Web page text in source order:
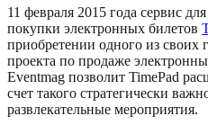
11 февраля 2015 года сервис
покупки электронных билетов
приобретении одного из
проекта по продаже
Eventmag позволит TimePad
счет такого стратегически
развлекательные мероприятия.